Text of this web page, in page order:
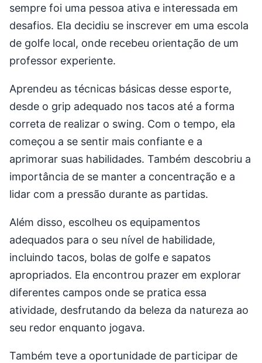
sempre foi uma pessoa ativa e interessada em
desafios. Ela decidiu se inscrever em uma escola
de golfe local, onde recebeu orientação de um
professor experiente.
Aprendeu as técnicas básicas desse esporte,
desde o grip adequado nos tacos até a forma
correta de realizar o swing. Com o tempo, ela
começou a se sentir mais confiante e a
aprimorar suas habilidades. Também descobriu a
importância de se manter a concentração e a
lidar com a pressão durante as partidas.
Além disso, escolheu os equipamentos
adequados para o seu nível de habilidade,
incluindo tacos, bolas de golfe e sapatos
apropriados. Ela encontrou prazer em explorar
diferentes campos onde se pratica essa
atividade, desfrutando da beleza da natureza ao
seu redor enquanto jogava.
Também teve a oportunidade de participar de